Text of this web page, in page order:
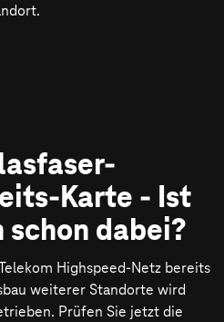
Karte - Ist
schon dabei?
Highspeed-Netz bereits
weiterer Standorte wird
Prüfen Sie jetzt die